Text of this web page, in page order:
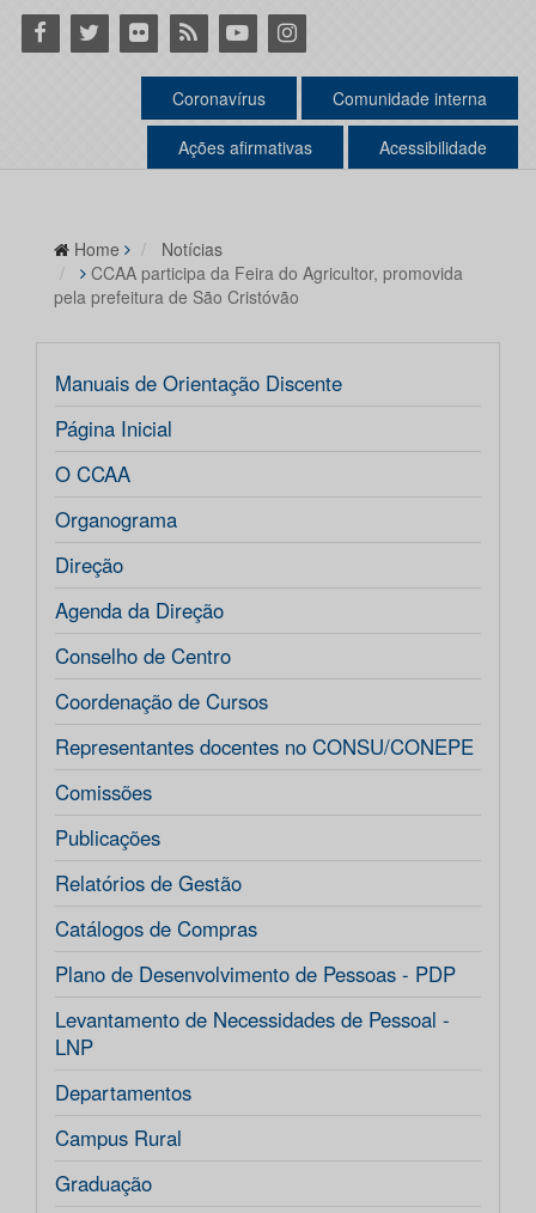
Facebook
Twitter Flickr RSS YoutubeInstagram
Coronavírus Comunidade interna
Ações afirmativas Acessibilidade
Home
Notícias
CCAA participa da Feira do Agricultor, promovida
pela prefeitura de São Cristóvão
Manuais de Orientação Discente
Página Inicial
O CCAA
Organograma
Direção
Agenda da Direção
Conselho de Centro
Coordenação de Cursos
Representantes docentes no CONSU/CONEPE
Comissões
Publicações
Relatórios de Gestão
Catálogos de Compras
Plano de Desenvolvimento de Pessoas - PDP
Levantamento de Necessidades de Pessoal -
LNP
Departamentos
Campus Rural
Graduação